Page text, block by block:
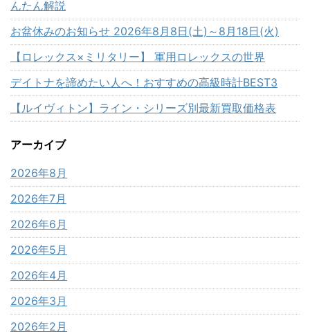
んたん解説
お盆休みのお知らせ 2026年8月8日(土)～8月18日(火)
【ロレックス×ミリタリー】 軍用ロレックスの世界
デイトナを諦めたい人へ！おすすめの高級時計BEST3
【ルイヴィトン】ライン・シリーズ別最新買取価格表
アーカイブ
2026年8月
2026年7月
2026年6月
2026年5月
2026年4月
2026年3月
2026年2月